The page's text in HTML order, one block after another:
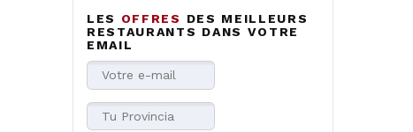
LES OFFRES
DES MEILLEURS
RESTAURANTS DANS VOTRE
EMAIL